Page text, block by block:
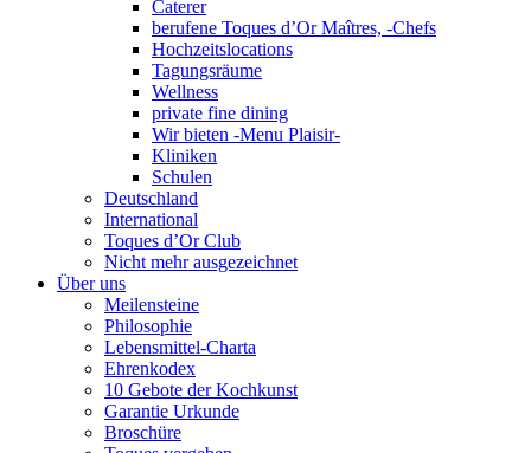
Caterer
berufene Toques d’Or Maîtres, -Chefs
Hochzeitslocations
Tagungsräume
Wellness
private fine dining
Wir bieten -Menu Plaisir-
Kliniken
Schulen
Deutschland
International
Toques d’Or Club
Nicht mehr ausgezeichnet
Über uns
Meilensteine
Philosophie
Lebensmittel-Charta
Ehrenkodex
10 Gebote der Kochkunst
Garantie Urkunde
Broschüre